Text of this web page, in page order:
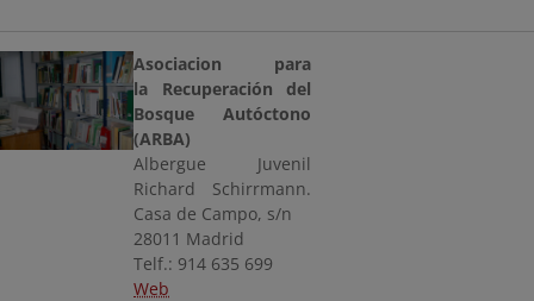
Asociacion para
la Recuperación del
Bosque Autóctono
(ARBA)
Albergue Juvenil
Richard Schirrmann.
Casa de Campo, s/n
28011 Madrid
Telf.: 914 635 699
Web